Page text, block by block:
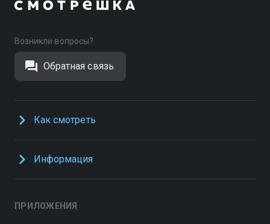
Возникли вопросы?
Обратная связь
Как смотреть
Информация
ПРИЛОЖЕНИЯ